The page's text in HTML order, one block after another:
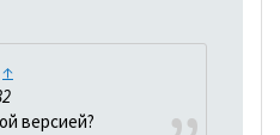
↑
версией?